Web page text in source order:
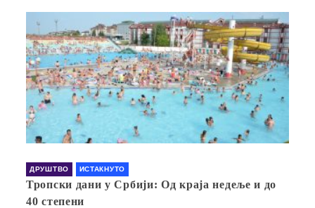
ДРУШТВО ИСТАКНУТО
Тропски дани у Србији: Од краја недеље и до
40 степени